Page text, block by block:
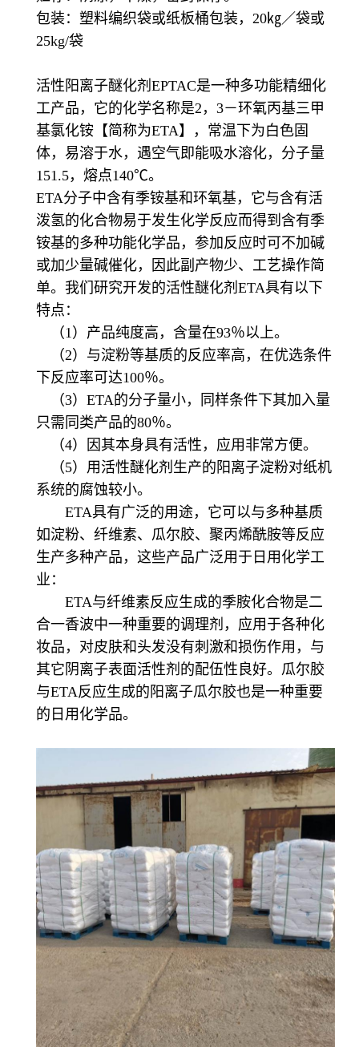
包装：塑料编织袋或纸板桶包装，20㎏／袋或
25kg/袋
活性阳离子醚化剂EPTAC是一种多功能精细化
工产品，它的化学名称是2，3－环氧丙基三甲
基氯化铵【简称为ETA】，常温下为白色固
体，易溶于水，遇空气即能吸水溶化，分子量
151.5，熔点140℃。
ETA分子中含有季铵基和环氧基，它与含有活
泼氢的化合物易于发生化学反应而得到含有季
铵基的多种功能化学品，参加反应时可不加碱
或加少量碱催化，因此副产物少、工艺操作简
单。我们研究开发的活性醚化剂ETA具有以下
特点：
（1）产品纯度高，含量在93％以上。
（2）与淀粉等基质的反应率高，在优选条件
下反应率可达100％。
（3）ETA的分子量小，同样条件下其加入量
只需同类产品的80％。
（4）因其本身具有活性，应用非常方便。
（5）用活性醚化剂生产的阳离子淀粉对纸机
系统的腐蚀较小。
ETA具有广泛的用途，它可以与多种基质
如淀粉、纤维素、瓜尔胶、聚丙烯酰胺等反应
生产多种产品，这些产品广泛用于日用化学工
业：
ETA与纤维素反应生成的季胺化合物是二
合一香波中一种重要的调理剂，应用于各种化
妆品，对皮肤和头发没有刺激和损伤作用，与
其它阴离子表面活性剂的配伍性良好。瓜尔胶
与ETA反应生成的阳离子瓜尔胶也是一种重要
的日用化学品。